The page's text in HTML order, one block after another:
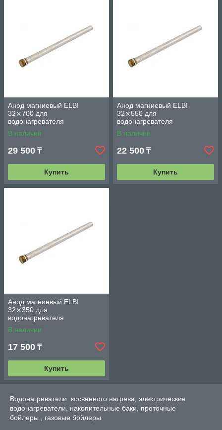
Анод магниевый ELBI
32⨯700 для
водонагревателя
В наличии
29 500 ₸
Купить
Анод магниевый ELBI
32⨯550 для
водонагревателя
В наличии
22 500 ₸
Купить
Анод магниевый ELBI
32⨯350 для
водонагревателя
В наличии
17 500 ₸
Купить
Водонагреватели косвенного нагрева, электрические
водонагреватели , накопительные баки, проточные
бойлеры
, газовые бойлеры